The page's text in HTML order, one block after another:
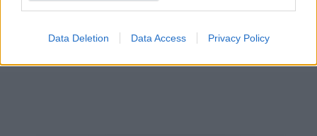
Data Deletion Data Access Privacy Policy
Télécharger le fichier (534 Ko)